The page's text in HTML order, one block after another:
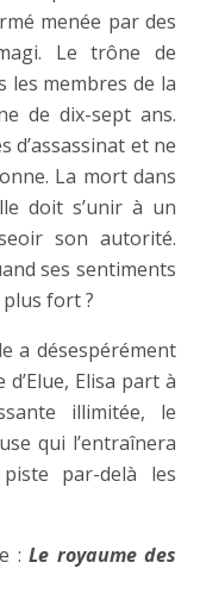
menée par des
Le trône de
les membres de la
de dix-sept ans.
d’assassinat et ne
La mort dans
doit s’unir à un
son autorité.
ses sentiments
plus fort ?
a désespérément
Elisa part à
illimitée, le
qui l’entraînera
par-delà les
:Le royaume des